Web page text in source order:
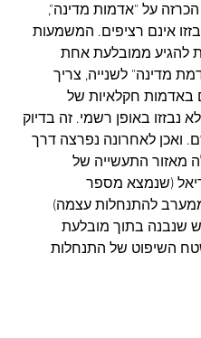
על "אדמות מדינה",
אינם רציפים. המשמעות
להגיע ממובלעת אחת
מדינה" לשנייה, צריך
באדמות חקלאיות של
נבזזו באופן רשמי. זה בדיוק
ואכן לאחרונה נפרצה דרך
מאזור התעשייה של
(שנמצא מספר
להתנחלות עצמה)
שנבנה בתוך מובלעת
השיפוט של התנחלות